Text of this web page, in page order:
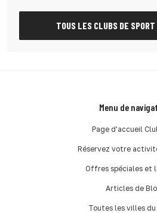
TOUS LES CLUBS DE
Menu de
Page d'accueil
Réservez votre
Offres spéciales et
Articles de
Toutes les villes du